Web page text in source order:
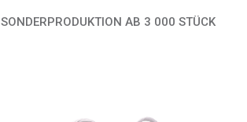
SONDERPRODUKTION AB 3 000 STÜCK